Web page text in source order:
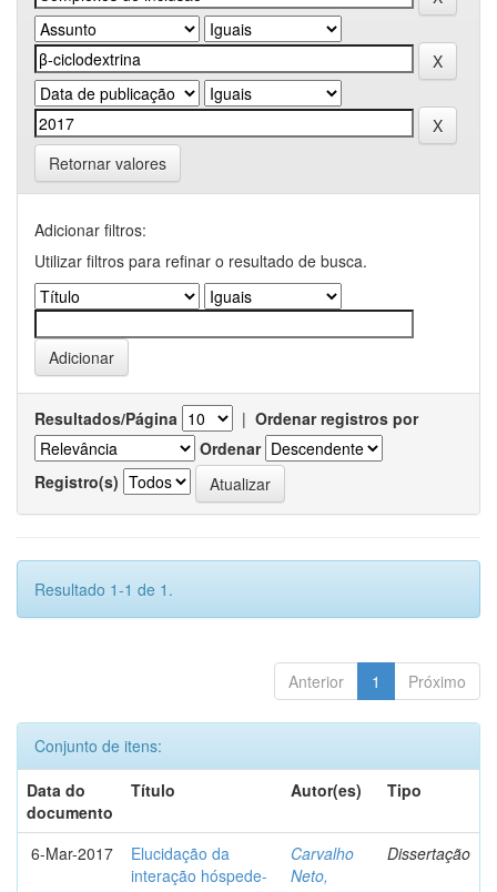
Retornar valores
Adicionar filtros:
Utilizar filtros para refinar o resultado de busca.
Resultados/Página | Ordenar registros por
Ordenar
Registro(s)
Resultado 1-1 de 1.
Anterior 1 Próximo
Conjunto de itens:
Data do
documento
Título Autor(es) Tipo
6-Mar-2017
Elucidação da
interação hóspede-
Carvalho
Neto,
Dissertação